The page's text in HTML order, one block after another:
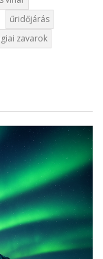
űridőjárás
zavarok